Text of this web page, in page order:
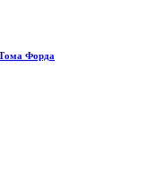
Форда